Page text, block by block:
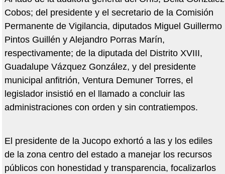
Cobos; del presidente y el secretario de la Comisión
Permanente de Vigilancia, diputados Miguel Guillermo
Pintos Guillén y Alejandro Porras Marín,
respectivamente; de la diputada del Distrito XVIII,
Guadalupe Vázquez González, y del presidente
municipal anfitrión, Ventura Demuner Torres, el
legislador insistió en el llamado a concluir las
administraciones con orden y sin contratiempos.
El presidente de la Jucopo exhortó a las y los ediles
de la zona centro del estado a manejar los recursos
públicos con honestidad y transparencia, focalizarlos